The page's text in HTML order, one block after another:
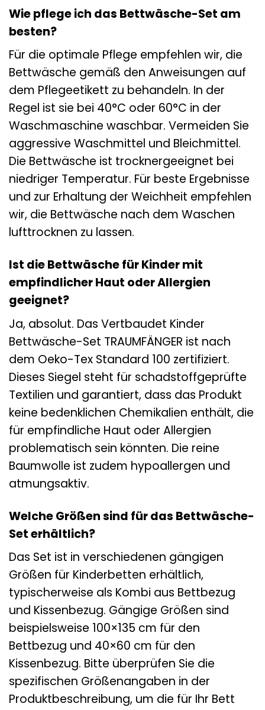
Wie pflege ich das Bettwäsche-Set am
besten?
Für die optimale Pflege empfehlen wir, die
Bettwäsche gemäß den Anweisungen auf
dem Pflegeetikett zu behandeln. In der
Regel ist sie bei 40°C oder 60°C in der
Waschmaschine waschbar. Vermeiden Sie
aggressive Waschmittel und Bleichmittel.
Die Bettwäsche ist trocknergeeignet bei
niedriger Temperatur. Für beste Ergebnisse
und zur Erhaltung der Weichheit empfehlen
wir, die Bettwäsche nach dem Waschen
lufttrocknen zu lassen.
Ist die Bettwäsche für Kinder mit
empfindlicher Haut oder Allergien
geeignet?
Ja, absolut. Das Vertbaudet Kinder
Bettwäsche-Set TRAUMFÄNGER ist nach
dem Oeko-Tex Standard 100 zertifiziert.
Dieses Siegel steht für schadstoffgeprüfte
Textilien und garantiert, dass das Produkt
keine bedenklichen Chemikalien enthält, die
für empfindliche Haut oder Allergien
problematisch sein könnten. Die reine
Baumwolle ist zudem hypoallergen und
atmungsaktiv.
Welche Größen sind für das Bettwäsche-
Set erhältlich?
Das Set ist in verschiedenen gängigen
Größen für Kinderbetten erhältlich,
typischerweise als Kombi aus Bettbezug
und Kissenbezug. Gängige Größen sind
beispielsweise 100×135 cm für den
Bettbezug und 40×60 cm für den
Kissenbezug. Bitte überprüfen Sie die
spezifischen Größenangaben in der
Produktbeschreibung, um die für Ihr Bett